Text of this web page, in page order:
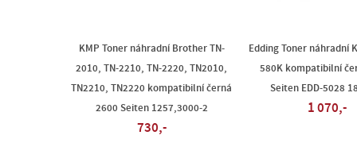
KMP Toner náhradní Brother TN-
2010, TN-2210, TN-2220, TN2010,
TN2210, TN2220 kompatibilní černá
2600 Seiten 1257,3000-2
730,-
Edding Toner náhradní
580K kompatibilní
Seiten EDD-5028
1 070,-